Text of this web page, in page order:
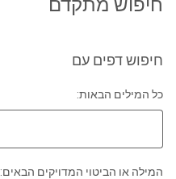
חיפוש מתקדם
חיפוש דפים עם
כל המילים הבאות:
המילה או הביטוי המדויקים הבאים: